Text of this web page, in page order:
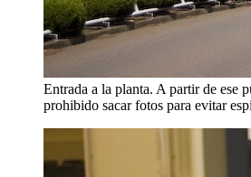
Entrada a la planta. A partir de ese
prohibido sacar fotos para evitar